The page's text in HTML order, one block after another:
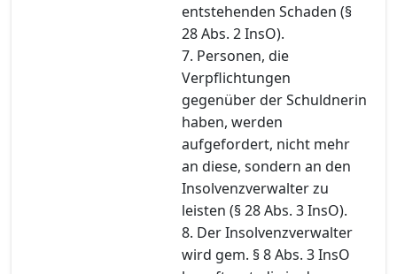
entstehenden Schaden (§
28 Abs. 2 InsO).
7. Personen, die
Verpflichtungen
gegenüber der Schuldnerin
haben, werden
aufgefordert, nicht mehr
an diese, sondern an den
Insolvenzverwalter zu
leisten (§ 28 Abs. 3 InsO).
8. Der Insolvenzverwalter
wird gem. § 8 Abs. 3 InsO